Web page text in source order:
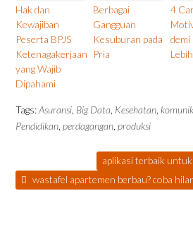
Hak dan
Kewajiban
Peserta BPJS
Ketenagakerjaan
yang Wajib
Dipahami
Berbagai
Gangguan
Kesuburan pada
Pria
4
demi
Tags:Asuransi, Big Data, Kesehatan,
Pendidikan, perdagangan, produksi
aplikasi terbaik
wastafel apartemen berbau? coba